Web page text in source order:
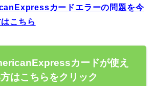
カードエラーの問題を今
こちら
カードが使え
はこちらをクリック